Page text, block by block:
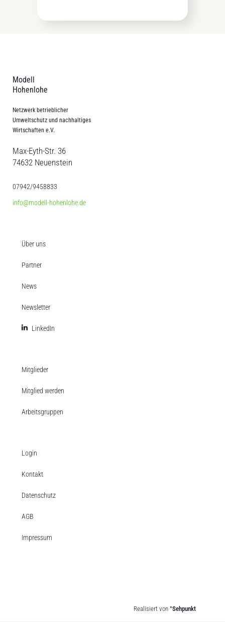
Modell
Hohenlohe
Netzwerk betrieblicher
Umweltschutz und nachhaltiges
Wirtschaften e.V.
Max-Eyth-Str. 36
74632 Neuenstein
07942/9458833
info@modell-hohenlohe.de
Über uns
Partner
News
Newsletter
LinkedIn
Mitglieder
Mitglied werden
Arbeitsgruppen
Login
Kontakt
Datenschutz
AGB
Impressum
Realisiert von °Sehpunkt